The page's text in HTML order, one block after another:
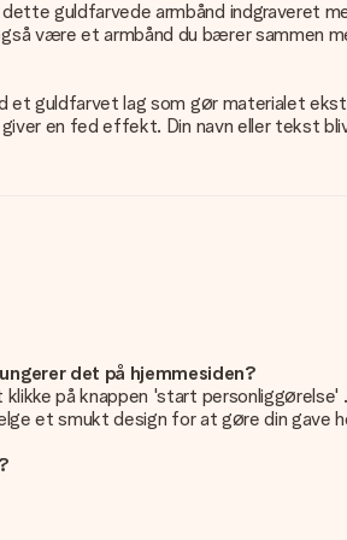
guldfarvede armbånd indgraveret
være et armbånd du bærer sammen
guldfarvet lag som gør materialet
en fed effekt. Din navn eller tekst
det på hjemmesiden?
klikke på knappen 'start
et smukt design for at gøre din gave